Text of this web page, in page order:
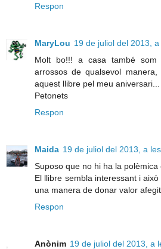
Respon
MaryLou 19 de juliol del 2013,
Molt bo!!! a casa també
arrossos de qualsevol
aquest llibre pel meu aniversari...
Petonets
Respon
Maida 19 de juliol del 2013, a
Suposo que no hi ha la
El llibre sembla interessant i
una manera de donar valor afegit
Respon
Anònim 19 de juliol del 2013, a